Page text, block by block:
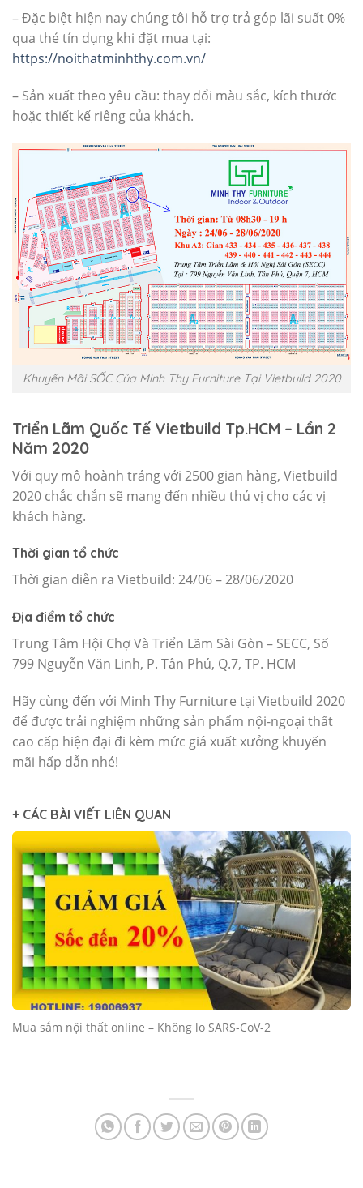
– Đặc biệt hiện nay chúng tôi hỗ trợ trả góp lãi suất 0%
qua thẻ tín dụng khi đặt mua tại:
https://noithatminhthy.com.vn/
– Sản xuất theo yêu cầu: thay đổi màu sắc, kích thước
hoặc thiết kế riêng của khách.
Khuyến Mãi SỐC Của Minh Thy Furniture Tại Vietbuild 2020
Triển Lãm Quốc Tế Vietbuild Tp.HCM – Lần 2
Năm 2020
Với quy mô hoành tráng với 2500 gian hàng, Vietbuild
2020 chắc chắn sẽ mang đến nhiều thú vị cho các vị
khách hàng.
Thời gian tổ chức
Thời gian diễn ra Vietbuild: 24/06 – 28/06/2020
Địa điểm tổ chức
Trung Tâm Hội Chợ Và Triển Lãm Sài Gòn – SECC, Số
799 Nguyễn Văn Linh, P. Tân Phú, Q.7, TP. HCM
Hãy cùng đến với Minh Thy Furniture tại Vietbuild 2020
để được trải nghiệm những sản phẩm nội-ngoại thất
cao cấp hiện đại đi kèm mức giá xuất xưởng khuyến
mãi hấp dẫn nhé!
+ CÁC BÀI VIẾT LIÊN QUAN
Mua sắm nội thất online – Không lo SARS-CoV-2